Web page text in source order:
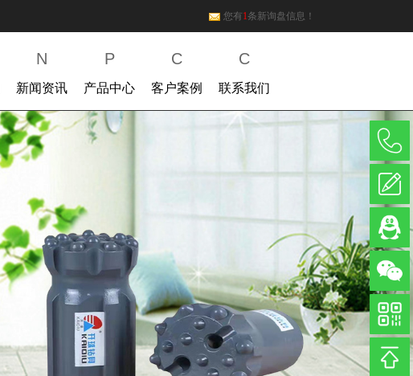
您有1条新询盘信息！
N
新闻资讯
P
产品中心
C
客户案例
C
联系我们